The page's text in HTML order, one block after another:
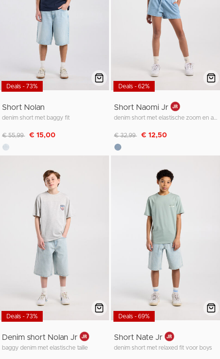
Deals - 73%
Short Nolan
denim short met baggy fit
Afgeprijsd van
€ 55,99 naar
€ 15,00
Deals - 62%
Short Naomi Jr
Afgeprijsd van
€ 32,99 naar
€ 12,50
Deals - 73%
Denim short Nolan Jr
baggy denim met elastische taille
Deals - 69%
Short Nate Jr
denim short met relaxed fit voor boys